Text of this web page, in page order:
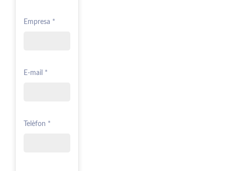
Empresa *
E-mail *
Telèfon *